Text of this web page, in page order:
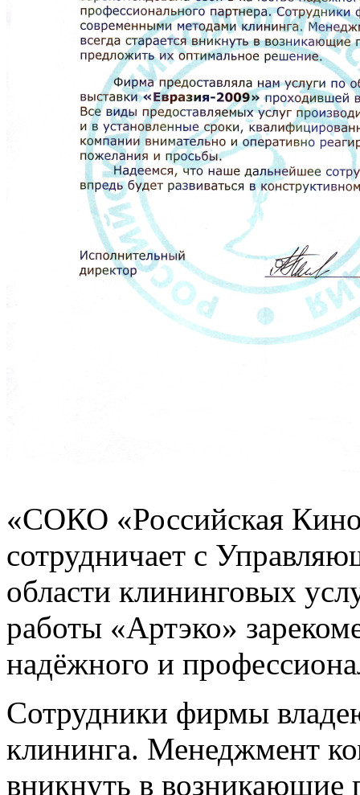
«СОКО «Российская
сотрудничает с
области клининговых
работы «Артэко»
надёжного и
Сотрудники фирмы
клининга. Менеджмент
вникнуть в